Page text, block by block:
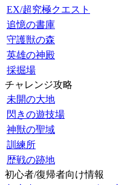
EX/超究極クエスト
追憶の書庫
守護獣の森
英雄の神殿
採掘場
チャレンジ攻略
未開の大地
閃きの遊技場
神獣の聖域
訓練所
歴戦の跡地
初心者/復帰者向け情報